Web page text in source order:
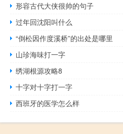
形容古代大侠很帅的句子
过年回沈阳叫什么
“倒松因作度溪桥”的出处是哪里
山珍海味打一字
绣湖根源攻略8
十字对十字打一字
西班牙的医学怎么样